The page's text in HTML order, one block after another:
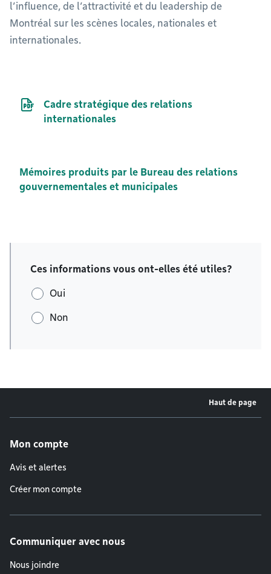
l’influence, de l’attractivité et du leadership de
Montréal sur les scènes locales, nationales et
internationales.
Document PDF
Cadre stratégique des relations
internationales
Mémoires produits par le Bureau des relations
gouvernementales et municipales
Ces informations vous ont-elles été utiles?
Oui
Non
Haut de page
Mon compte
Avis et alertes
Créer mon compte
Communiquer avec nous
Nous joindre